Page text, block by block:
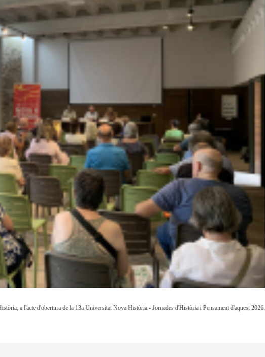
a l'acte d'obertura de la 13a Universitat Nova Història - Jornades d'Història i Pensament d'aquest 2026.